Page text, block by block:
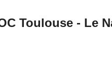
Toulouse - Le